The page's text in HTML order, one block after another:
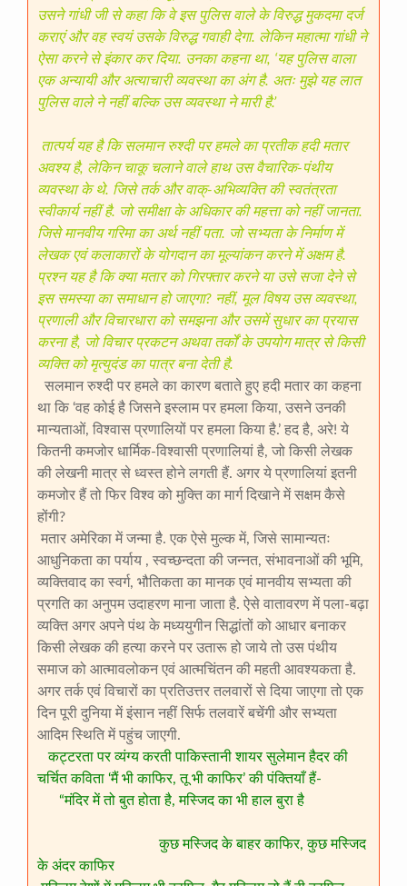
उसने गांधी जी से कहा कि वे इस पुलिस वाले के विरुद्ध मुकदमा दर्ज
कराएं और वह स्वयं उसके विरुद्ध गवाही देगा. लेकिन महात्मा गांधी ने
ऐसा करने से इंकार कर दिया. उनका कहना था, ‘यह पुलिस वाला
एक अन्यायी और अत्याचारी व्यवस्था का अंग है. अतः मुझे यह लात
पुलिस वाले ने नहीं बल्कि उस व्यवस्था ने मारी है.’
तात्पर्य यह है कि सलमान रुश्दी पर हमले का प्रतीक हदी मतार
अवश्य है, लेकिन चाकू चलाने वाले हाथ उस वैचारिक-पंथीय
व्यवस्था के थे. जिसे तर्क और वाक्-अभिव्यक्ति की स्वतंत्रता
स्वीकार्य नहीं है. जो समीक्षा के अधिकार की महत्ता को नहीं जानता.
जिसे मानवीय गरिमा का अर्थ नहीं पता. जो सभ्यता के निर्माण में
लेखक एवं कलाकारों के योगदान का मूल्यांकन करने में अक्षम है.
प्रश्न यह है कि क्या मतार को गिरफ्तार करने या उसे सजा देने से
इस समस्या का समाधान हो जाएगा? नहीं, मूल विषय उस व्यवस्था,
प्रणाली और विचारधारा को समझना और उसमें सुधार का प्रयास
करना है, जो विचार प्रकटन अथवा तर्कों के उपयोग मात्र से किसी
व्यक्ति को मृत्युदंड का पात्र बना देती है.
सलमान रुश्दी पर हमले का कारण बताते हुए हदी मतार का कहना
था कि ‘वह कोई है जिसने इस्लाम पर हमला किया, उसने उनकी
मान्यताओं, विश्वास प्रणालियों पर हमला किया है.’ हद है, अरे! ये
कितनी कमजोर धार्मिक-विश्वासी प्रणालियां है, जो किसी लेखक
की लेखनी मात्र से ध्वस्त होने लगती हैं. अगर ये प्रणालियां इतनी
कमजोर हैं तो फिर विश्व को मुक्ति का मार्ग दिखाने में सक्षम कैसे
होंगी?
मतार अमेरिका में जन्मा है. एक ऐसे मुल्क में, जिसे सामान्यतः
आधुनिकता का पर्याय , स्वच्छन्दता की जन्नत, संभावनाओं की भूमि,
व्यक्तिवाद का स्वर्ग, भौतिकता का मानक एवं मानवीय सभ्यता की
प्रगति का अनुपम उदाहरण माना जाता है. ऐसे वातावरण में पला-बढ़ा
व्यक्ति अगर अपने पंथ के मध्ययुगीन सिद्धांतों को आधार बनाकर
किसी लेखक की हत्या करने पर उतारू हो जाये तो उस पंथीय
समाज को आत्मावलोकन एवं आत्मचिंतन की महती आवश्यकता है.
अगर तर्क एवं विचारों का प्रतिउत्तर तलवारों से दिया जाएगा तो एक
दिन पूरी दुनिया में इंसान नहीं सिर्फ तलवारें बचेंगी और सभ्यता
आदिम स्थिति में पहुंच जाएगी.
कट्टरता पर व्यंग्य करती पाकिस्तानी शायर सुलेमान हैदर की
चर्चित कविता ‘मैं भी काफिर, तू भी काफिर’ की पंक्तियाँ हैं-
“मंदिर में तो बुत होता है, मस्जिद का भी हाल बुरा है
कुछ मस्जिद के बाहर काफिर, कुछ मस्जिद
के अंदर काफिर